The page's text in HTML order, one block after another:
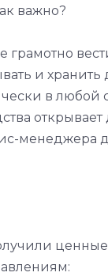
важно?
и хранить
в любой
менеджера